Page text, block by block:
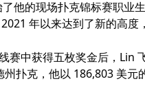
他的现场扑克锦标赛职业
年以来达到了新的高度
赛中获得五枚奖金后，Lin
扑克，他以 186,803 美元